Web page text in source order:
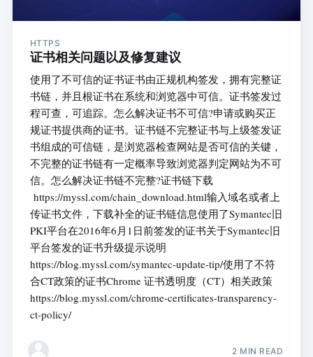
HTTPS
证书相关问题以及修复建议
使用了不可信的证书证书由正规机构签发，拥有完整证
书链，并且根证书在系统和浏览器中可信。证书签发过
程可查，可追踪。怎么解决证书不可信?申请或购买正
规证书提供商的证书。证书链不完整证书与上级签发证
书组成的可信链，是浏览器检查网站是否可信的关键，
不完整的证书链有一定概率导致浏览器判定网站为不可
信。怎么解决证书链不完整?证书链下载
https://myssl.com/chain_download.html输入域名或者上
传证书文件，下载补全的证书链信息使用了Symantec旧
PKI平台在2016年6月1日前签发的证书关于Symantec旧
平台签发的证书升级提示说明
https://blog.myssl.com/symantec-update-tip/使用了不符
合CT政策的证书Chrome 证书透明度（CT）相关政策
https://blog.myssl.com/chrome-certificates-transparency-
ct-policy/
2 MIN READ